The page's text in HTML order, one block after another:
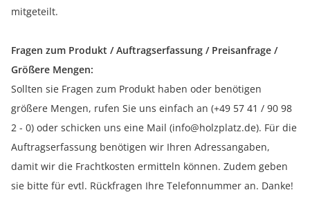
mitgeteilt.
Fragen zum Produkt / Auftragserfassung / Preisanfrage /
Größere Mengen:
Sollten sie Fragen zum Produkt haben oder benötigen
größere Mengen, rufen Sie uns einfach an (+49 57 41 / 90 98
2 - 0) oder schicken uns eine Mail (info@holzplatz.de). Für die
Auftragserfassung benötigen wir Ihren Adressangaben,
damit wir die Frachtkosten ermitteln können. Zudem geben
sie bitte für evtl. Rückfragen Ihre Telefonnummer an. Danke!